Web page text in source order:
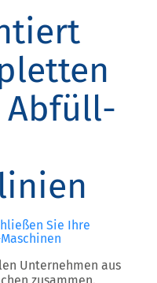
Abfüll-
Sie Ihre
Unternehmen aus